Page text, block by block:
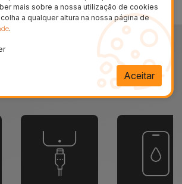
HTC
a bateria do HTC viciada? O seu HTC
pode dar uma nova vida ao seu
HTC
mais sobre a nossa utilização de cookies
a qualquer altura na nossa página de
.
Aceitar